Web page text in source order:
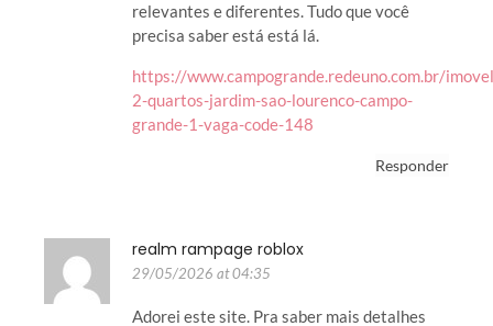
relevantes e diferentes. Tudo que você
precisa saber está está lá.
https://www.campogrande.redeuno.com.br/
2-quartos-jardim-sao-lourenco-campo-
grande-1-vaga-code-148
Responder
realm rampage roblox
29/05/2026 at 04:35
Adorei este site. Pra saber mais detalhes